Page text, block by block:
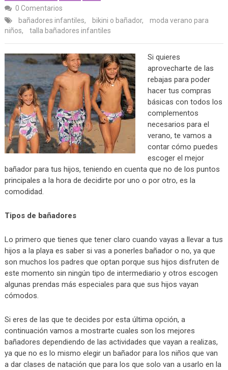
0 Comentarios
bañadores infantiles, bikini o bañador,
moda verano para
niños, talla bañadores infantiles
Si quieres
aprovecharte de las
rebajas para poder
hacer tus compras
básicas con todos los
complementos
necesarios para el
verano, te vamos a
contar cómo puedes
escoger el mejor
bañador para tus hijos, teniendo en cuenta que no de los puntos
principales a la hora de decidirte por uno o por otro, es la
comodidad.
Tipos de bañadores
Lo primero que tienes que tener claro cuando vayas a llevar a tus
hijos a la playa es saber si vas a ponerles bañador o no, ya que
son muchos los padres que optan porque sus hijos disfruten de
este momento sin ningún tipo de intermediario y otros escogen
algunas prendas más especiales para que sus hijos vayan
cómodos.
Si eres de las que te decides por esta última opción, a
continuación vamos a mostrarte cuales son los mejores
bañadores dependiendo de las actividades que vayan a realizas,
ya que no es lo mismo elegir un bañador para los niños que van
a dar clases de natación que para los que solo van a usarlo en la